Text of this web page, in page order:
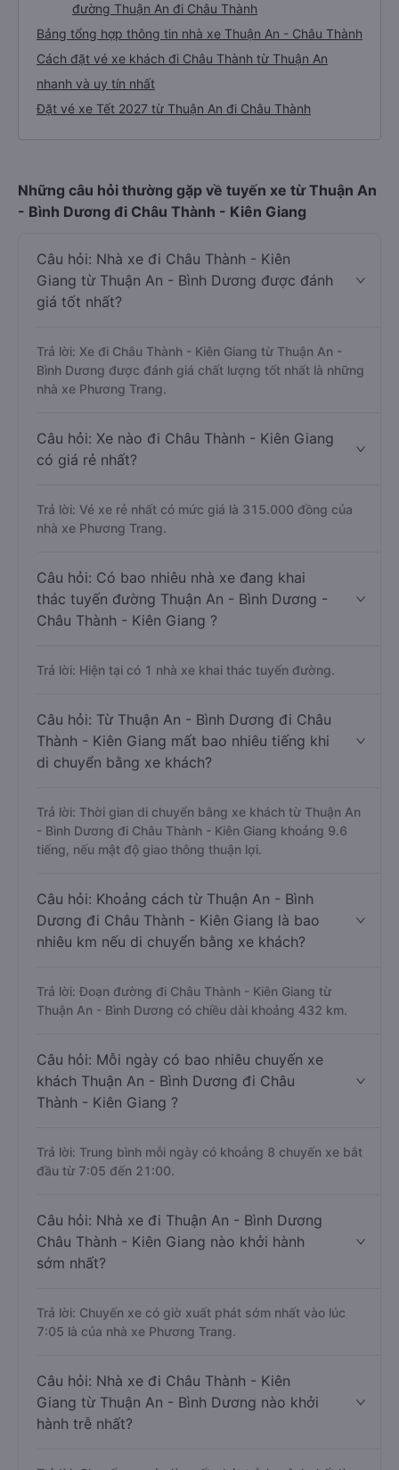
đường Thuận An đi Châu Thành
Bảng tổng hợp thông tin nhà xe Thuận An - Châu Thành
Cách đặt vé xe khách đi Châu Thành từ Thuận An
nhanh và uy tín nhất
Đặt vé xe Tết 2027 từ Thuận An đi Châu Thành
Những câu hỏi thường gặp về tuyến xe từ Thuận An
- Bình Dương đi Châu Thành - Kiên Giang
Câu hỏi: Nhà xe đi Châu Thành - Kiên
Giang từ Thuận An - Bình Dương được đánh
giá tốt nhất?
Trả lời: Xe đi Châu Thành - Kiên Giang từ Thuận An -
Bình Dương được đánh giá chất lượng tốt nhất là những
nhà xe Phương Trang.
Câu hỏi: Xe nào đi Châu Thành - Kiên Giang
có giá rẻ nhất?
Trả lời: Vé xe rẻ nhất có mức giá là 315.000 đồng của
nhà xe Phương Trang.
Câu hỏi: Có bao nhiêu nhà xe đang khai
thác tuyến đường Thuận An - Bình Dương -
Châu Thành - Kiên Giang ?
Trả lời: Hiện tại có 1 nhà xe khai thác tuyến đường.
Câu hỏi: Từ Thuận An - Bình Dương đi Châu
Thành - Kiên Giang mất bao nhiêu tiếng khi
di chuyển bằng xe khách?
Trả lời: Thời gian di chuyển bằng xe khách từ Thuận An
- Bình Dương đi Châu Thành - Kiên Giang khoảng 9.6
tiếng, nếu mật độ giao thông thuận lợi.
Câu hỏi: Khoảng cách từ Thuận An - Bình
Dương đi Châu Thành - Kiên Giang là bao
nhiêu km nếu di chuyển bằng xe khách?
Trả lời: Đoạn đường đi Châu Thành - Kiên Giang từ
Thuận An - Bình Dương có chiều dài khoảng 432 km.
Câu hỏi: Mỗi ngày có bao nhiêu chuyến xe
khách Thuận An - Bình Dương đi Châu
Thành - Kiên Giang ?
Trả lời: Trung bình mỗi ngày có khoảng 8 chuyến xe bắt
đầu từ 7:05 đến 21:00.
Câu hỏi: Nhà xe đi Thuận An - Bình Dương
Châu Thành - Kiên Giang nào khởi hành
sớm nhất?
Trả lời: Chuyến xe có giờ xuất phát sớm nhất vào lúc
7:05 là của nhà xe Phương Trang.
Câu hỏi: Nhà xe đi Châu Thành - Kiên
Giang từ Thuận An - Bình Dương nào khởi
hành trễ nhất?